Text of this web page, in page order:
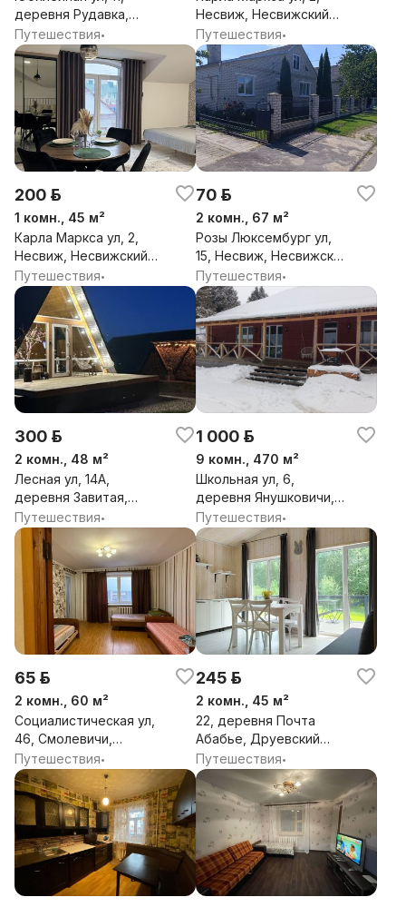
деревня Рудавка,
Несвижский сельсовет,
Несвижский район,
Минская обл.
Путешествия•
Несвиж, Несвижский
район, Минская обл.
Путешествия•
200 р.
1 комн., 45 м²
Карла Маркса ул, 2,
Несвиж, Несвижский
район, Минская обл.
Путешествия•
70 р.
2 комн., 67 м²
Розы Люксембург ул,
15, Несвиж, Несвижский
район, Минская обл.
Путешествия•
300 р.
2 комн., 48 м²
Лесная ул, 14А,
деревня Завитая,
Городейский
сельсовет, Несвижский
район, Минская обл.
Путешествия•
1 000 р.
9 комн., 470 м²
Школьная ул, 6,
деревня Янушковичи,
Янушковичский
сельсовет, Логойский
район, Минская обл.
Путешествия•
65 р.
2 комн., 60 м²
Социалистическая ул,
46, Смолевичи,
Смолевичский район,
Минская обл.
Путешествия•
245 р.
2 комн., 45 м²
22, деревня Почта
Абабье, Друевский
сельсовет,
Браславский район,
Витебская обл.
Путешествия•